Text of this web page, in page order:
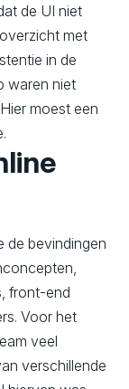
de UI niet
met
in de
waren niet
moest een
de bevindingen
front-end
Voor het
veel
verschillende